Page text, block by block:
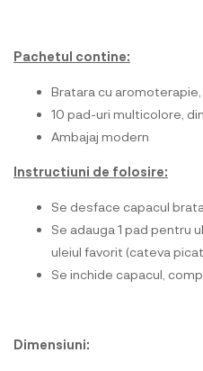
Pachetul contine:
Bratara cu
10 pad-uri multicolore,
Ambajaj modern
Instructiuni de folosire:
Se desface capacul
Se adauga 1 pad pentru
uleiul favorit (cateva
Se inchide capacul,
Dimensiuni: